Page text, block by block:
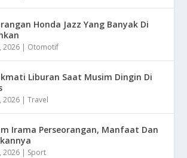
Honda Jazz Yang Banyak Di
2026 | Otomotif
Liburan Saat Musim Dingin Di
2026 |Travel
Irama Perseorangan, Manfaat Dan
2026 | Sport